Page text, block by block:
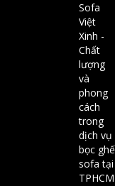
Sofa
Việt
Xinh -
Chất
lượng
và
phong
cách
trong
dịch vụ
bọc ghế
sofa tại
TPHCM